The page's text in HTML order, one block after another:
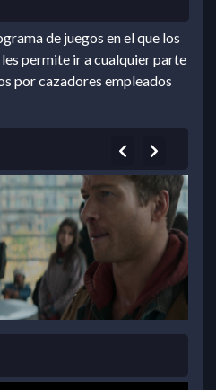
de juegos en el que los
permite ir a cualquier parte
por cazadores empleados
Previous